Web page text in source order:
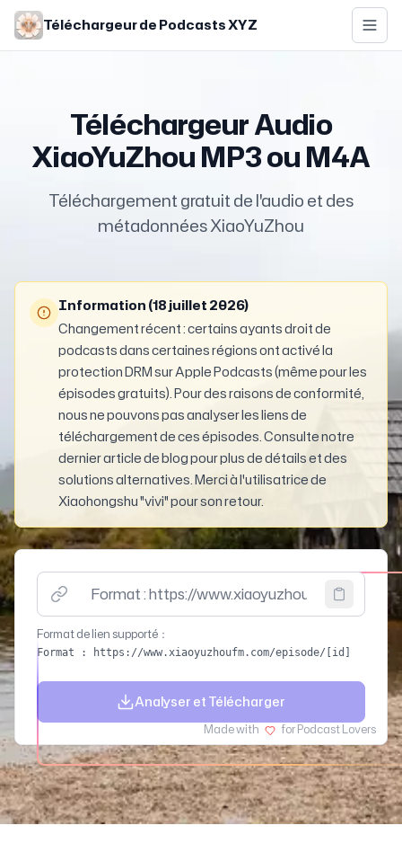
Skip to main content
Téléchargeur de Podcasts XYZ
Téléchargeur Audio
XiaoYuZhou MP3 ou M4A
Téléchargement gratuit de l'audio et des
métadonnées XiaoYuZhou
Information (18 juillet 2026)
Changement récent : certains ayants droit de
podcasts dans certaines régions ont activé la
protection DRM sur Apple Podcasts (même pour les
épisodes gratuits). Pour des raisons de conformité,
nous ne pouvons pas analyser les liens de
téléchargement de ces épisodes. Consulte notre
dernier article de blog pour plus de détails et des
solutions alternatives. Merci à l'utilisatrice de
Xiaohongshu "vivi" pour son retour.
Veuillez entrer le lien de l'épisode (supporte
Format de lien supporté ：
Format : https://www.xiaoyuzhoufm.com/episode/[id]
Analyser et Télécharger
Made with for Podcast Lovers